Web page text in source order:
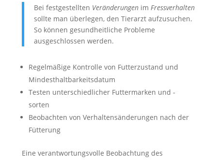
Bei festgestellten Veränderungenim Fressverhalten
sollte man überlegen, den Tierarzt aufzusuchen.
So können gesundheitliche Probleme
ausgeschlossen werden.
Regelmäßige Kontrolle von Futterzustand und
Mindesthaltbarkeitsdatum
Testen unterschiedlicher Futtermarken und -
sorten
Beobachten von Verhaltensänderungen nach der
Fütterung
Eine verantwortungsvolle Beobachtung des